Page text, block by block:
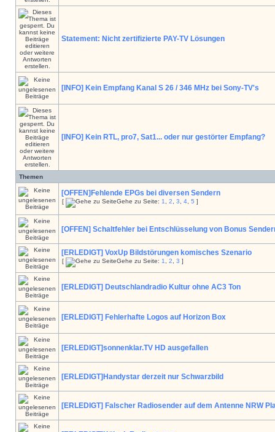
Statement: Nicht zertifizierte PAY-TV Lösungen
[INFO] Kein Empfang Kanal S 26 / 346 MHz bei Sony-TV's
[INFO] Kein RTL, pro7, Sat1... oder nur gestörter Empfang?
Themen
[OFFEN]Fehlende EPGs bei diversen Sendern
[ Gehe zu Seite: 1 2 3 4 5 ]
[OFFEN] Schaltfehler bei Entschlüsselung von Bonus
[ERLEDIGT] VoxUp Bildstörungen komisches Szenario
[ Gehe zu Seite: 1 2 3 ]
[ERLEDIGT] Deutschlandradio Kultur ohne AC3 Ton
[ERLEDIGT] Fehlerhafte Logos auf Horizon Box
[ERLEDIGT]sonnenklar.TV HD ausgefallen
[ERLEDIGT]Handystar derzeit nur Schwarzbild
[ERLEDIGT] Falscher Radiosender auf dem Antenne NRW